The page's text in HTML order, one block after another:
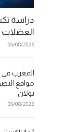
دراسة
العضلات
06/08/2026
المغرب في
مواقع
نولان
06/08/2026